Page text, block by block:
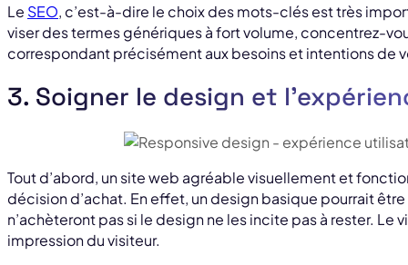
Le SEO, c’est-à-dire le choix des mots-clés est très
viser des termes génériques à fort volume, concentrez-
correspondant précisément aux besoins et intentions de
3. Soigner le design et
Tout d’abord, un site web agréable visuellement et
décision d’achat. En effet, un design basique pourrait
n’achèteront pas si le design ne les incite pas à rester. Le
impression du visiteur.